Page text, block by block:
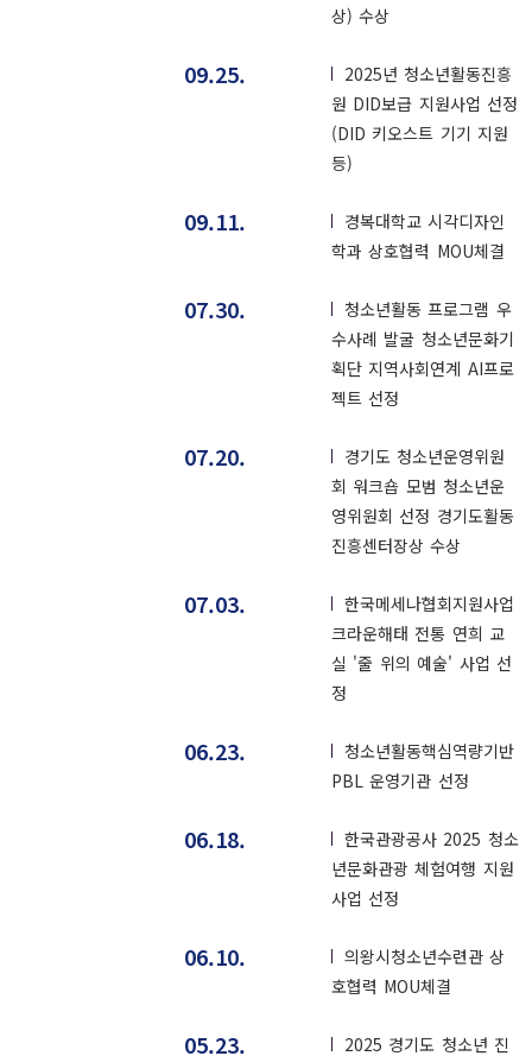
상) 수상
09.25.
2025년 청소년활동진흥
원 DID보급 지원사업 선정
(DID 키오스트 기기 지원
등)
09.11.
경복대학교 시각디자인
학과 상호협력 MOU체결
07.30.
청소년활동 프로그램 우
수사례 발굴 청소년문화기
획단 지역사회연계 AI프로
젝트 선정
07.20.
경기도 청소년운영위원
회 워크숍 모범 청소년운
영위원회 선정 경기도활동
진흥센터장상 수상
07.03.
한국메세나협회지원사업
크라운해태 전통 연희 교
실 '줄 위의 예술' 사업 선
정
06.23.
청소년활동핵심역량기반
PBL 운영기관 선정
06.18.
한국관광공사 2025 청소
년문화관광 체험여행 지원
사업 선정
06.10.
의왕시청소년수련관 상
호협력 MOU체결
05.23. 2025 경기도 청소년 진